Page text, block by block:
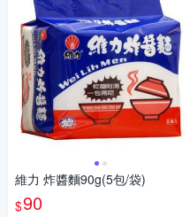
維力 炸醬麵90g(5包/袋)
$90